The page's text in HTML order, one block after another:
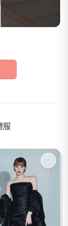
服